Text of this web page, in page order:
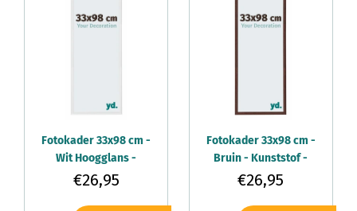
Fotokader 33x98 cm -
Wit Hoogglans -
Kunststof - Annecy
€26,95
Fotokader 33x98 cm -
Bruin - Kunststof -
Annecy
€26,95